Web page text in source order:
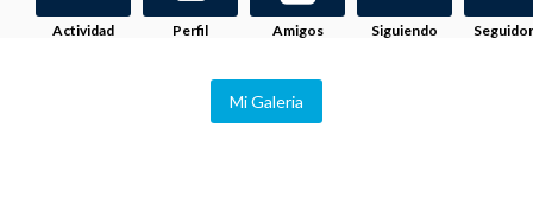
Actividad Perfil Amigos Siguiendo
Mi Galeria